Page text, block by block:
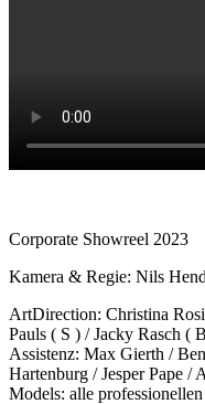
Corporate Showreel 2023
Kamera & Regie: Nils
ArtDirection: Christina
Pauls ( S ) / Jacky Rasch (
Assistenz: Max Gierth /
Hartenburg / Jesper Pape /
Models: alle